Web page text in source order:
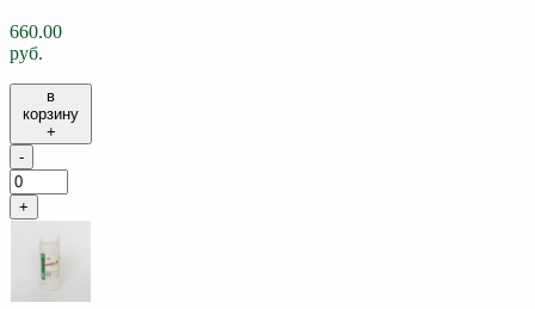
660.00
руб.
в
корзину
+
-
+